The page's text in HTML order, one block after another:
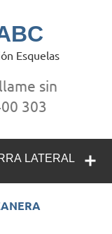
Esquelas
sin
303
LATERAL